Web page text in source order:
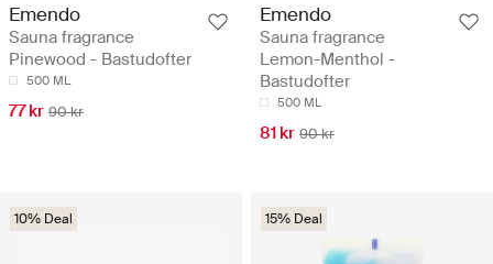
Emendo
Sauna fragrance
Pinewood - Bastudofter
500 ML
77 kr 90 kr
Emendo
Sauna fragrance
Lemon-Menthol -
Bastudofter
500 ML
81 kr 90 kr
10% Deal 15% Deal